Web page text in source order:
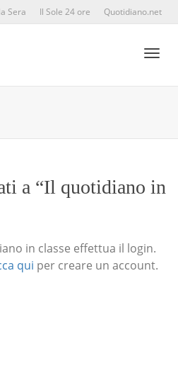
Sera Il Sole 24 ore Quotidiano.net
a “Il quotidiano in
in classe effettua il login.
qui per creare un account.